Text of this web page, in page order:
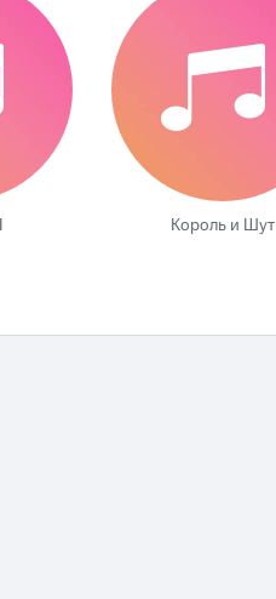
Король и Шут